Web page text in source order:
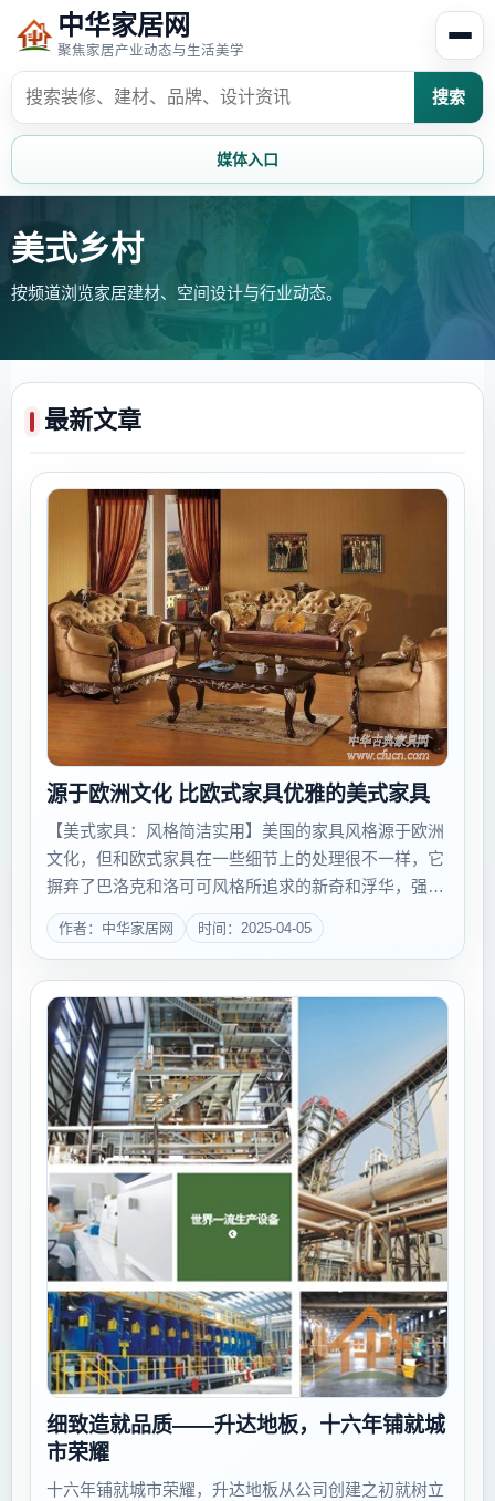
中华家居网
聚焦家居产业动态与生活美学
搜索
媒体入口
首页
家居风水 家居欣赏
装修设计
家具知识
家装攻略 创意家居
美式乡村
按频道浏览家居建材、空间设计与行业动态。
最新文章
源于欧洲文化 比欧式家具优雅的美式家具
【美式家具：风格简洁实用】美国的家具风格源于欧洲
文化，但和欧式家具在一些细节上的处理很不一样，它
摒弃了巴洛克和洛可可风格所追求的新奇和浮华，强调
简洁、明晰的线条和优雅、得体的装饰。美式家具的油
漆以单一色为主，而欧式家具大多会加上金色或其他色
作者：中华家居网 时间：2025-04-05
细致造就品质——升达地板，十六年铺就城
市荣耀
十六年铺就城市荣耀，升达地板从公司创建之初就树立